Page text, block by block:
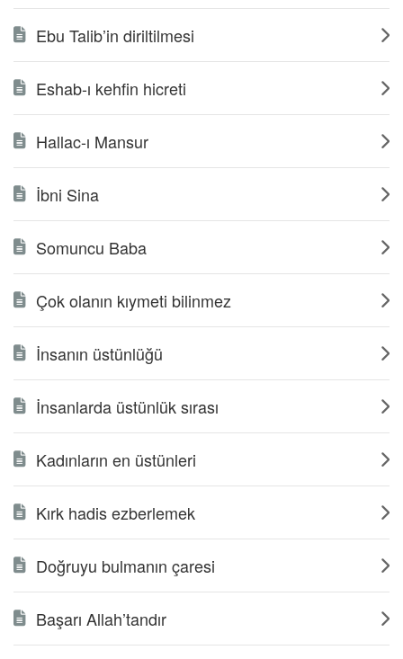
Ebu Talib’in diriltilmesi
Eshab-ı kehfin hicreti
Hallac-ı Mansur
İbni Sina
Somuncu Baba
Çok olanın kıymeti bilinmez
İnsanın üstünlüğü
İnsanlarda üstünlük sırası
Kadınların en üstünleri
Kırk hadis ezberlemek
Doğruyu bulmanın çaresi
Başarı Allah’tandır